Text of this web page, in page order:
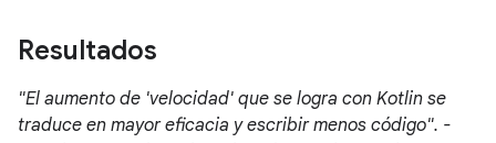
Resultados
"El aumento de 'velocidad' que se logra con Kotlin se
traduce en mayor eficacia y escribir menos código". -